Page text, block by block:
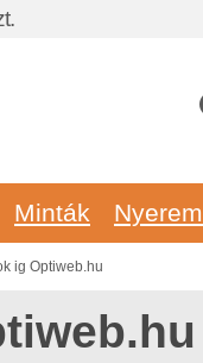
Minták
ig Optiweb.hu